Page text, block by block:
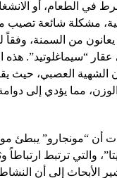
في الطعام، أو
يعانون من السمنة، وفقاً
“سيماغلوتيد”. هذه
الشهية العصبي، حيث
مما يؤدي إلى
أن “مونجارو” يبطئ
والتي ترتبط ارتباطاً
الأبحاث إلى أن